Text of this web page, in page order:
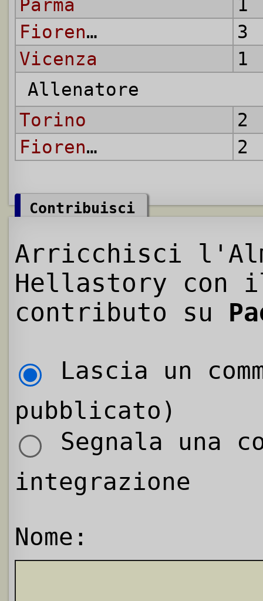
Parma
1
Fiorentina
3
Vicenza
1
Allenatore
Torino
2
Fiorentina
2
Contribuisci
Arricchisci
Hellastory con
contributo su
Lascia un
pubblicato)
Segnala una
integrazione
Nome: